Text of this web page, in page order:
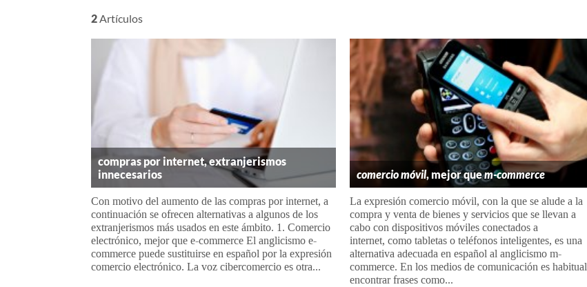
2Artículos
compras por internet, extranjerismos
innecesarios
Con motivo del aumento de las compras por internet, a
continuación se ofrecen alternativas a algunos de los
extranjerismos más usados en este ámbito. 1. Comercio
electrónico, mejor que e-commerce El anglicismo e-
commerce puede sustituirse en español por la expresión
comercio electrónico. La voz cibercomercio es otra...
comercio móvil, mejor quem-commerce
La expresión comercio móvil, con la que se alude a la
compra y venta de bienes y servicios que se llevan a
cabo con dispositivos móviles conectados a
internet, como tabletas o teléfonos inteligentes, es una
alternativa adecuada en español al anglicismo m-
commerce. En los medios de comunicación es habitual
encontrar frases como...